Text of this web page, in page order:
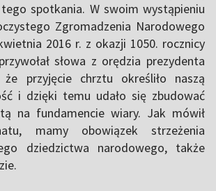
spotkania. W swoim wystąpieniu
Zgromadzenia Narodowego
2016 r. z okazji 1050. rocznicy
słowa z orędzia prezydenta
że przyjęcie chrztu określiło naszą
i dzięki temu udało się zbudować
na fundamencie wiary. Jak mówił
mamy obowiązek strzeżenia
dziedzictwa narodowego, także